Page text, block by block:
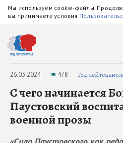
Мы используем cookie-файлы.
вы принимаете условия
26.03.2024 478 Год
С чего начинается
Паустовский
военной прозы